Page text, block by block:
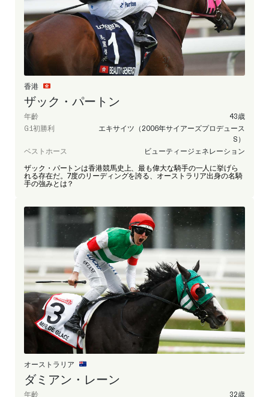
ザック・パートン
香港
年齡
43歳
エキサイツ（2006年サイアーズプロデュース
S）
ザック・パートンは香港競馬史上、最も偉大な騎手の一人に挙げら
れる存在だ。7度のリーディングを誇る、オーストラリア出身の名騎
ダミアン・レーン
オーストラリア